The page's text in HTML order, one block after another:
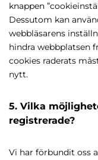
knappen
Dessutom kan
webbläsarens
hindra webbplatsen
cookies raderats
nytt.
5. Vilka
registrerade?
Vi har förbundit oss